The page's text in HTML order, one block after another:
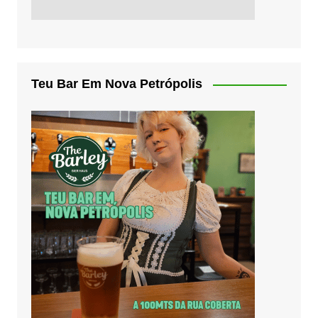
Teu Bar Em Nova Petrópolis